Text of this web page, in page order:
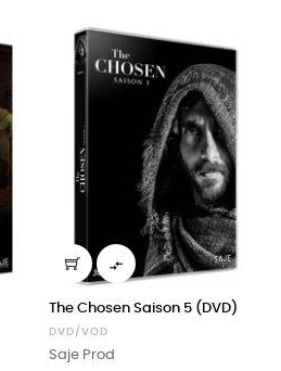

The Chosen Saison 5 (DVD)
DVD/VOD
Saje Prod